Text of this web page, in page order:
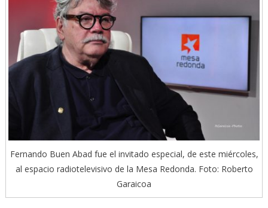
Fernando Buen Abad fue el invitado especial, de este miércoles,
al espacio radiotelevisivo de la Mesa Redonda. Foto: Roberto
Garaicoa